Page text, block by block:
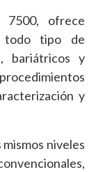
7500, ofrece
todo tipo de
bariátricos y
y
niveles